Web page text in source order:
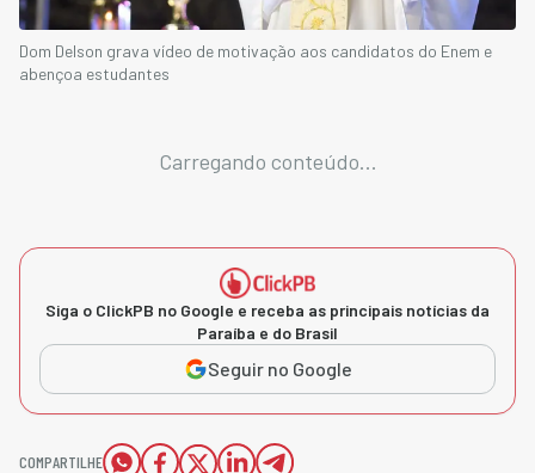
Dom Delson grava vídeo de motivação aos candidatos do Enem e
abençoa estudantes
Carregando conteúdo...
Siga o ClickPB no Google e receba as principais notícias da
Paraíba e do Brasil
Seguir no Google
COMPARTILHE